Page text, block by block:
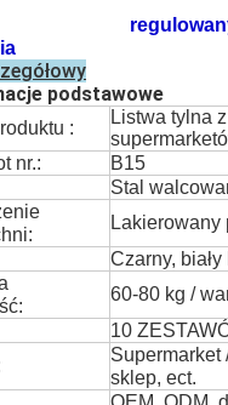
podstawowe
:
Listwa tylna
nr.:
B15
Stal
Lakierowany
Czarny,
60-80 kg /
10
Supermarket
sklep, ect.